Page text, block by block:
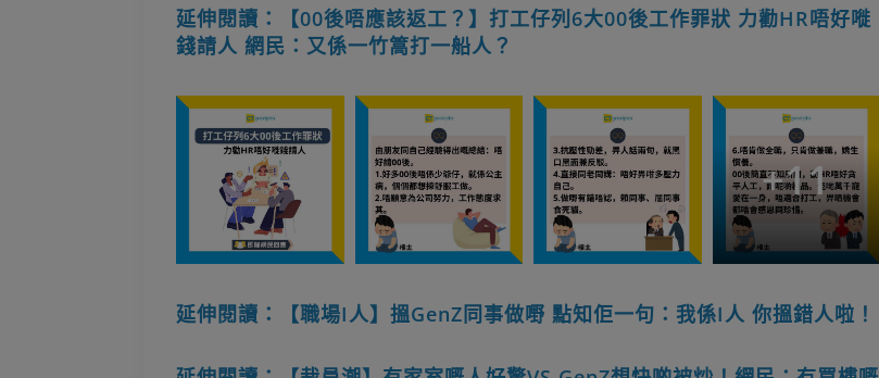
延伸閱讀：【00後唔應該返工？】打工仔列6大00後工作罪狀 力勸HR唔好嘥
錢請人 網民：又係一竹篙打一船人？
+11
延伸閱讀：【職場I人】搵GenZ同事做嘢 點知佢一句：我係I人 你搵錯人啦！